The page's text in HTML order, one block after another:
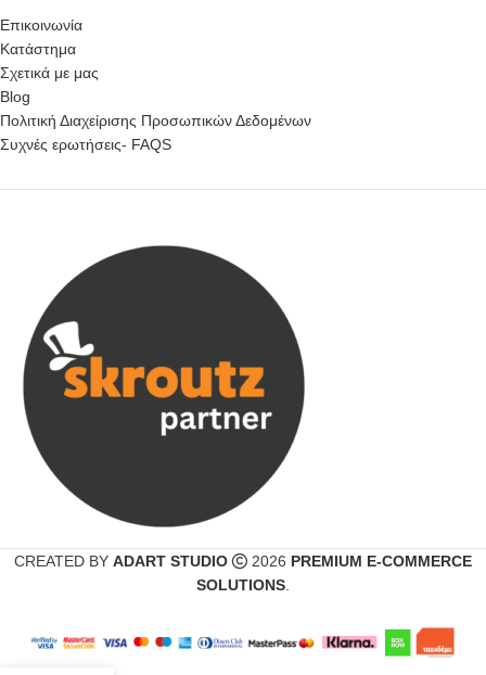
Επικοινωνία
Κατάστημα
Σχετικά με μας
Blog
Πολιτική Διαχείρισης Προσωπικών Δεδομένων
Συχνές ερωτήσεις- FAQS
CREATED BY ADART STUDIO 2026 PREMIUM E-COMMERCE
SOLUTIONS.